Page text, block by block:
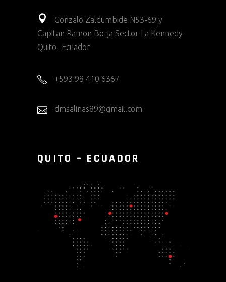
Gonzalo Zaldumbide N53-69 y
Capitan Ramon Borja Sector La Kennedy
Quito- Ecuador
+593 98 410 6367
dmsalinas89@gmail.com
QUITO – ECUADOR